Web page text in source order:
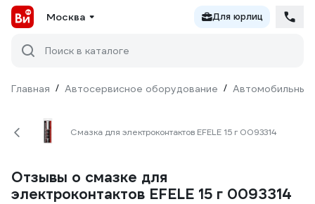
Москва Для юрлиц
Поиск в каталоге
Главная / Автосервисное оборудование / Автомобильные
Смазка для электроконтактов EFELE 15 г 0093314
Отзывы о смазке для
электроконтактов EFELE 15 г 0093314